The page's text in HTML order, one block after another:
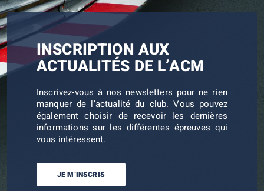
INSCRIPTION AUX
ACTUALITÉS DE L’ACM
Inscrivez-vous à nos newsletters pour ne rien
manquer de l’actualité du club. Vous pouvez
également choisir de recevoir les dernières
informations sur les différentes épreuves qui
vous intéressent.
JE M’INSCRIS